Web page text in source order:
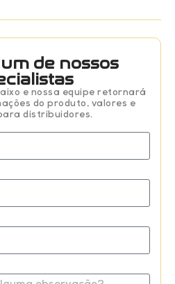
de nossos
e nossa equipe retornará
do produto, valores e
distribuidores.